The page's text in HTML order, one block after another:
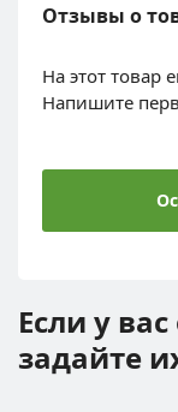
Отзывы о
На этот товар
Напишите
Если у
задайте